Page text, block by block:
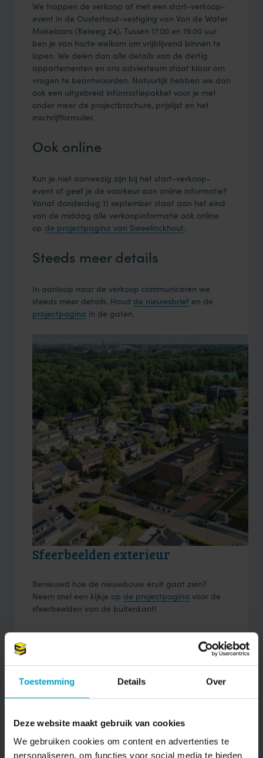
Toestemming Details Over
Deze website maakt gebruik van cookies
We gebruiken cookies om content en advertenties te
personaliseren, om functies voor social media te bieden
We trappen de verkoop af met een start-verkoop-
event in de Oosterhout-vestiging van Van de Water
Makelaars (Keiweg 24). Tussen 17.00 en 19.00 uur
ben je van harte welkom om vrijblijvend binnen te
lopen. We delen dan alle details van de dertig
appartementen en ons adviesteam staat klaar om
vragen te beantwoorden. Natuurlijk hebben we dan
ook een uitgebreid informatiepakket voor je met
onder meer de projectbrochure, prijslijst en het
inschrijfformulier.
Ook online
Kun je niet aanwezig zijn bij het start-verkoop-
event of geef je de voorkeur aan online informatie?
Vanaf donderdag 11 september staat aan het eind
van de middag alle verkoopinformatie ook online
op de projectpagina van Sweelinckhout.
Steeds meer details
In aanloop naar de verkoop communiceren we
steeds meer details. Houd de nieuwsbrief en de
projectpagina in de gaten.
Sfeerbeelden exterieur
Benieuwd hoe de nieuwbouw eruit gaat zien?
Neem snel een kijkje op de projectpagina voor de
sfeerbeelden van de buitenkant!
Projectmakelaar
MakelaarVan de Water uit Oosterhoutis de
projectmakelaar van Sweelinckhout. Wil je alvast je
voor je klaar.